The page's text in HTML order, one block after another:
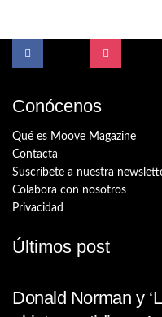
Conócenos
Qué es Moove Magazine
Contacta
Suscríbete a nuestra
Colabora con nosotros
Privacidad
Últimos post
Donald Norman y